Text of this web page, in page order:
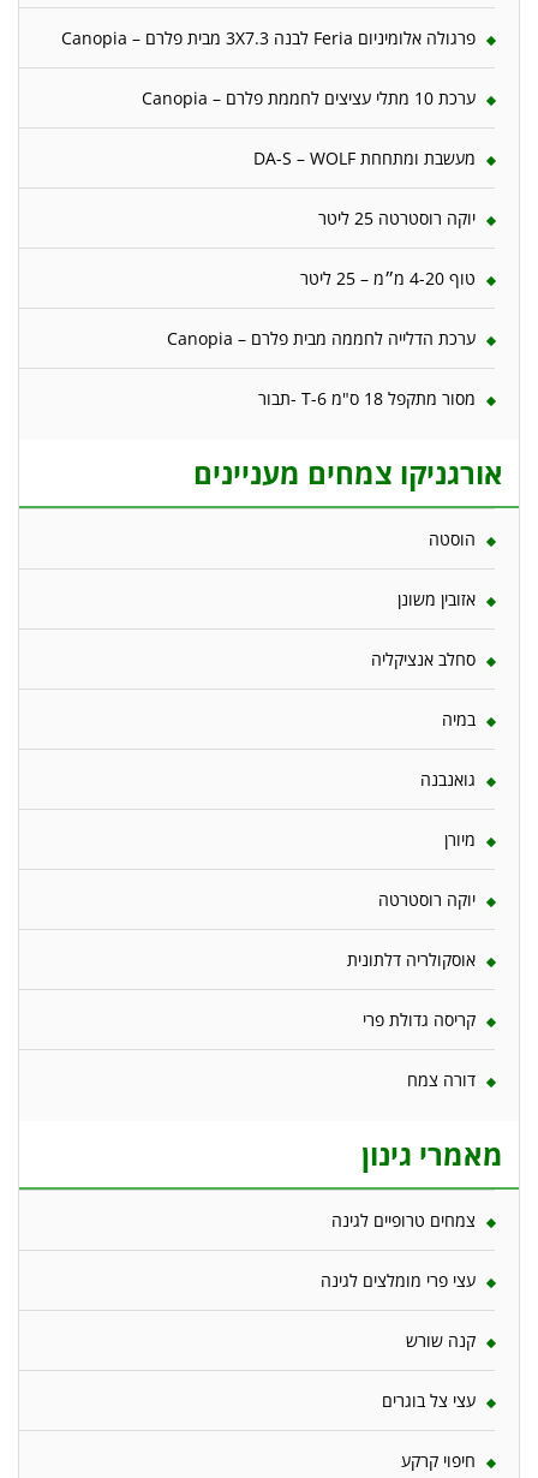
פרגולה אלומיניום Feria לבנה 3X7.3 מבית פלרם – Canopia
ערכת 10 מתלי עציצים לחממת פלרם – Canopia
מעשבת ומתחחת DA-S – WOLF
יוקה רוסטרטה 25 ליטר
טוף 4-20 מ״מ – 25 ליטר
ערכת הדלייה לחממה מבית פלרם – Canopia
מסור מתקפל 18 ס"מ T-6 -תבור
אורגניקו צמחים מעניינים
הוסטה
אזובין משונן
סחלב אנציקליה
במיה
גואנבנה
מיורן
יוקה רוסטרטה
אוסקולריה דלתונית
קריסה גדולת פרי
דורה צמח
מאמרי גינון
צמחים טרופיים לגינה
עצי פרי מומלצים לגינה
קנה שורש
עצי צל בוגרים
חיפוי קרקע